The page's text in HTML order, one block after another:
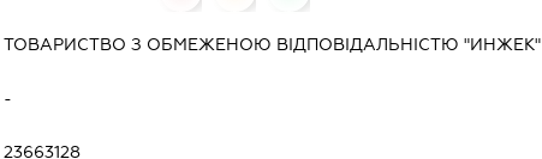
ТОВАРИСТВО З ОБМЕЖЕНОЮ ВІДПОВІДАЛЬНІСТЮ "ИНЖЕК"
-
23663128